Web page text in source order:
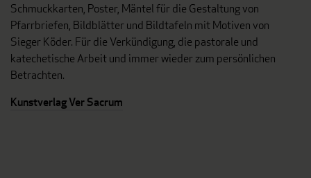
Schmuckkarten, Poster, Mäntel für die Gestaltung von
Pfarrbriefen, Bildblätter und Bildtafeln mit Motiven von
Sieger Köder. Für die Verkündigung, die pastorale und
katechetische Arbeit und immer wieder zum persönlichen
Betrachten.
Kunstverlag Ver Sacrum